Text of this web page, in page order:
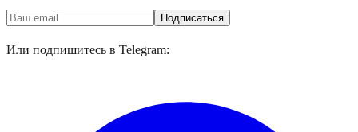
Подписаться
Или подпишитесь в Telegram: